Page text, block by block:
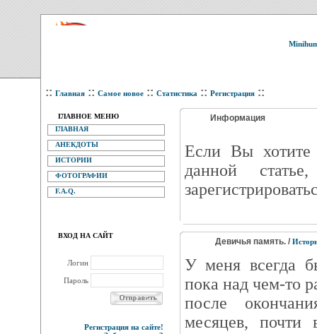
:: Главная :: Самое новое :: Статистика :: Регистрация ::
ГЛАВНОЕ МЕНЮ
ГЛАВНАЯ
АНЕКДОТЫ
ИСТОРИИ
ФОТОГРАФИИ
F.A.Q.
ВХОД НА САЙТ
Логин
Пароль
Регистрация на сайте!
Информация
Eсли Вы хотите
данной
Девичья память. /
У меня всегда
пока над чем-то
после
месяцев, почти